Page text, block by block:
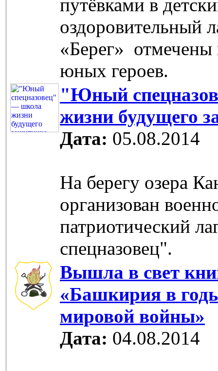
путёвками в
оздоровительный
«Берег» отмечены
юных героев.
"Юный
жизни будущего
Дата: 05.08.2014
На берегу озера
организован
патриотический
спецназовец".
Вышла в свет
«Башкирия в
мировой войны»
Дата: 04.08.2014